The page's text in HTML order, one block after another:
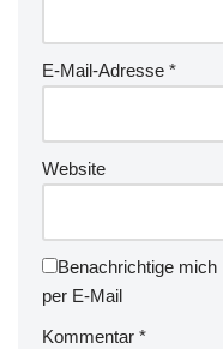
E-Mail-Adresse *
Website
Benachrichtige
per E-Mail
Kommentar *